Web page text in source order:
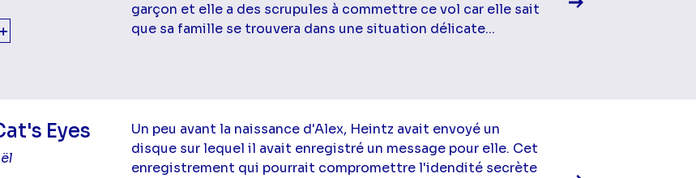
garçon et elle a des scrupules à commettre ce vol car elle sait
que sa famille se trouvera dans une situation délicate...
Eyes
Un peu avant la naissance d'Alex, Heintz avait envoyé un
disque sur lequel il avait enregistré un message pour elle. Cet
enregistrement qui pourrait compromettre l'idendité secrète